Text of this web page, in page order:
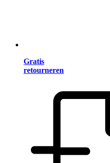
Gratis
retourneren